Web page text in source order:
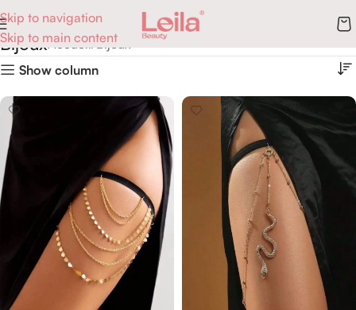
Skip to navigation
Skip to main content
BijouxAccueil Bijoux
Show column